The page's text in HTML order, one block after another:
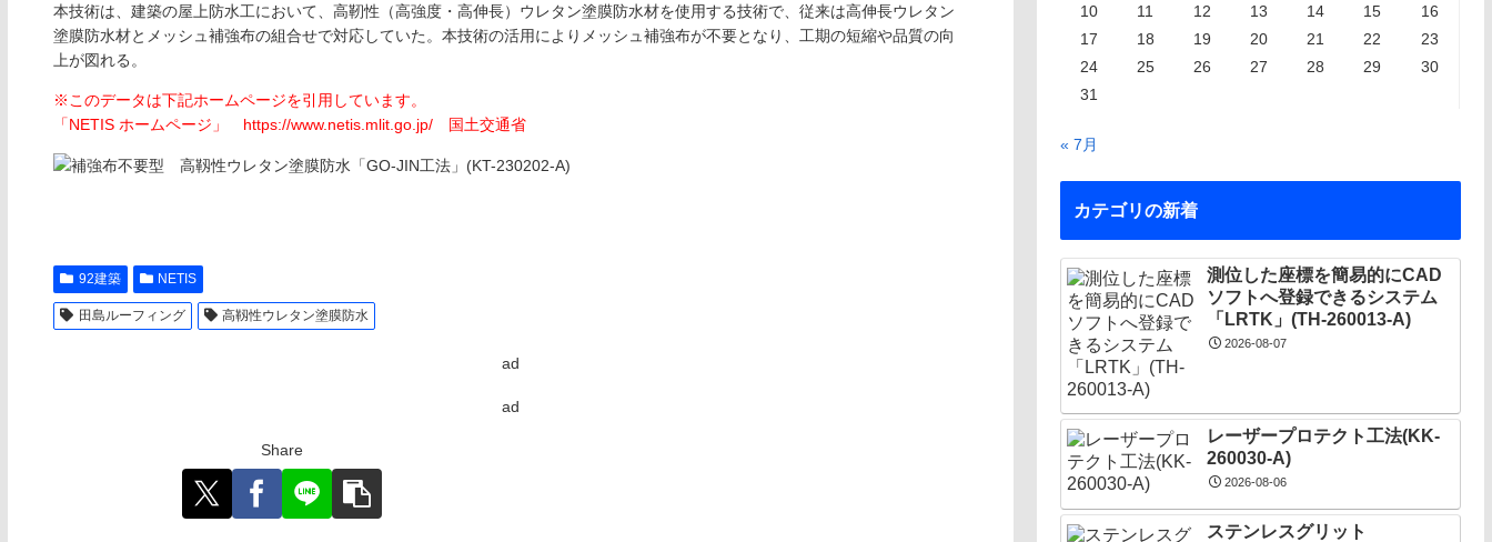
本技術は、建築の屋上防水工において、高靭性（高強度・高伸長）ウレタン塗膜防水材を使用する技術で、従来は高伸長ウレタン
塗膜防水材とメッシュ補強布の組合せで対応していた。本技術の活用によりメッシュ補強布が不要となり、工期の短縮や品質の向
上が図れる。
※このデータは下記ホームページを引用しています。
「NETIS ホームページ」 https://www.netis.mlit.go.jp/ 国土交通省
92建築 NETIS
田島ルーフィング 高靱性ウレタン塗膜防水
ad
ad
Share
10
11 12 13 14 15
16
17
18 19 20 21 22
23
24
25 26 27 28 29
30
31
« 7月
カテゴリの新着
測位した座標を簡易的にCAD
ソフトへ登録できるシステム
「LRTK」(TH-260013-A)
2026-08-07
レーザープロテクト⼯法(KK-
260030-A)
2026-08-06
ステンレスグリット